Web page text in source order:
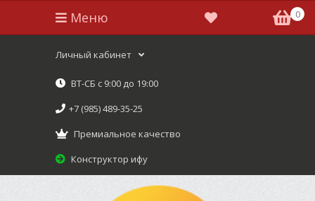
Личный кабинет
ВТ-СБ с 9:00 до 19:00
+7 (985) 489-35-25
Премиальное качество
Конструктор ифу
Меню 0